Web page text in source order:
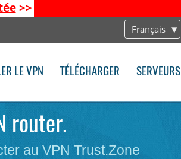
>>
Français
LE VPN TÉLÉCHARGER SERVEURS
router.
au VPN Trust.Zone